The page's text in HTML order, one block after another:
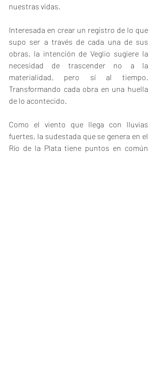
nuestras vidas.
Interesada en crear un registro de lo que
supo ser a través de cada una de sus
obras, la intención de Veglio sugiere la
necesidad de trascender no a la
materialidad, pero sí al tiempo.
Transformando cada obra en una huella
de lo acontecido.
Como el viento que llega con lluvias
fuertes, la sudestada que se genera en el
Río de la Plata tiene puntos en común